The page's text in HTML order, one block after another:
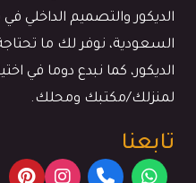
الديكور والتصميم الداخلي
السعودية، نوفر لك ما
الديكور، كما نبدع دوما في
لمنزلك/مكتبك ومحلك.
تابعنا